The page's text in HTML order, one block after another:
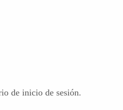
de inicio de sesión.